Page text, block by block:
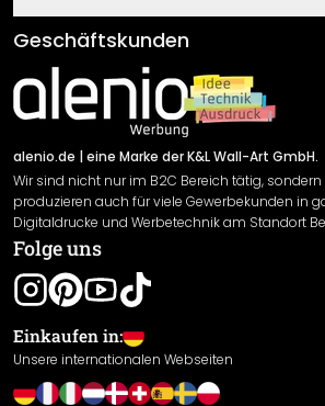
Klebe- und Montageanleitungen
Newsletter An-/Abmeldung
Sendungsverfolgung
AGB
Impressum
Versand & Zahlung
Rücksendung
Widerrufsrecht
Datenschutzerklärung
Gewährleistung
Leistungserklärung / CE-Zeichen
Cookie Einstellungen
Geschäftskunden
alenio.de | eine Marke der K&L Wall-Art GmbH.
Wir sind nicht nur im B2C Bereich tätig,
produzieren auch für viele Gewerbekunden in
Digitaldrucke und Werbetechnik am Standort
Folge uns
Einkaufen in:
Unsere internationalen Webseiten